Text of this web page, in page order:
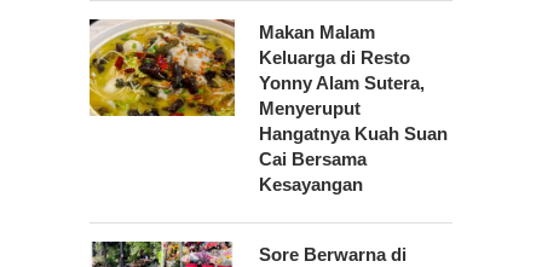
Makan Malam
Keluarga di Resto
Yonny Alam Sutera,
Menyeruput
Hangatnya Kuah Suan
Cai Bersama
Kesayangan
Sore Berwarna di